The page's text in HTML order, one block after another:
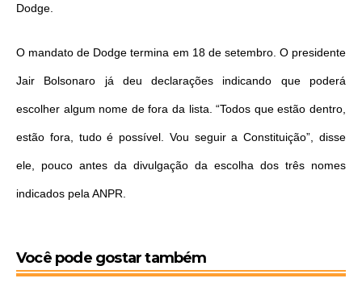
Dodge.
O mandato de Dodge termina em 18 de setembro. O presidente
Jair Bolsonaro já deu declarações indicando que poderá
escolher algum nome de fora da lista. “Todos que estão dentro,
estão fora, tudo é possível. Vou seguir a Constituição”, disse
ele, pouco antes da divulgação da escolha dos três nomes
indicados pela ANPR.
Você pode gostar também